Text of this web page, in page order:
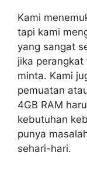
Kami
tapi kami
yang sangat
jika
minta. Kami
pemuatan
4GB RAM
kebutuhan
punya
sehari-hari.